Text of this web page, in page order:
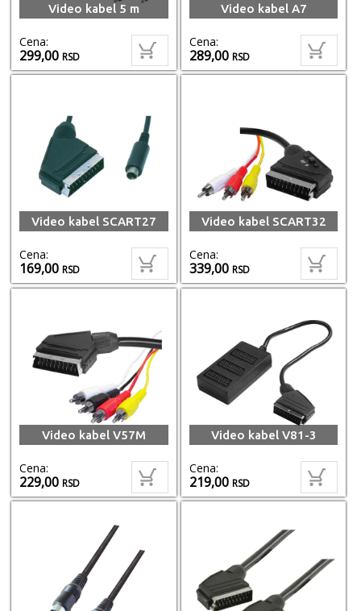
Video kabel 5 m
Cena:
299,00RSD
Video kabel A7
Cena:
289,00RSD
Video kabel SCART27
Cena:
169,00RSD
Video kabel SCART32
Cena:
339,00RSD
Video kabel V57M
Cena:
229,00RSD
Video kabel V81-3
Cena:
219,00RSD